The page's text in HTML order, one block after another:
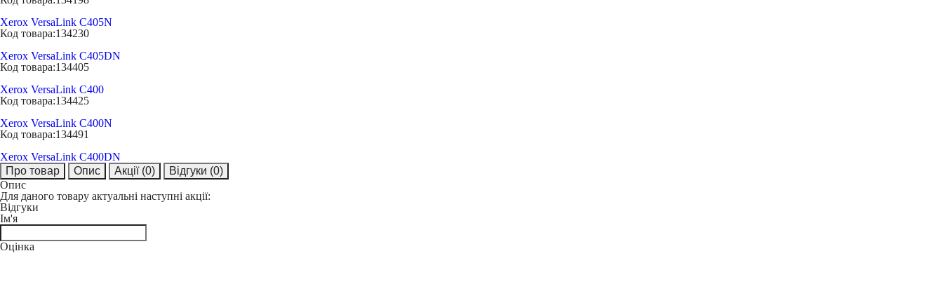
Xerox VersaLink C405N
Код товара:134230
Xerox VersaLink C405DN
Код товара:134405
Xerox VersaLink C400
Код товара:134425
Xerox VersaLink C400N
Код товара:134491
Xerox VersaLink C400DN
Про товар
Опис Акції (0) Відгуки (0)
Опис
Для даного товару актуальні наступні акції:
Відгуки
Ім'я
Оцінка